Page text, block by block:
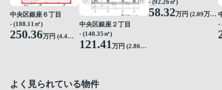
中央区銀座６丁目
- (188.11㎡)
250.36万円 (4.4万円/坪)
中央区銀座２丁目
- (140.35㎡)
121.41万円 (2.86万円/坪)
- (92.26㎡)
58.32万円 (2.09万円/坪)
-
よく見られている物件